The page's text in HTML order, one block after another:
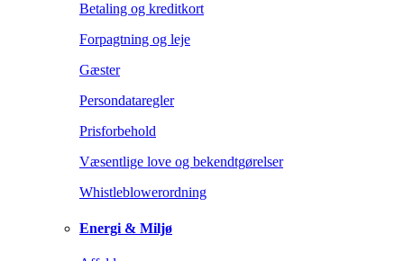
Betaling og kreditkort
Forpagtning og leje
Gæster
Persondataregler
Prisforbehold
Væsentlige love og bekendtgørelser
Whistleblowerordning
Energi & Miljø